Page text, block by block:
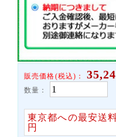
販売価格(税込)：
数量：
東京都への最安送
円